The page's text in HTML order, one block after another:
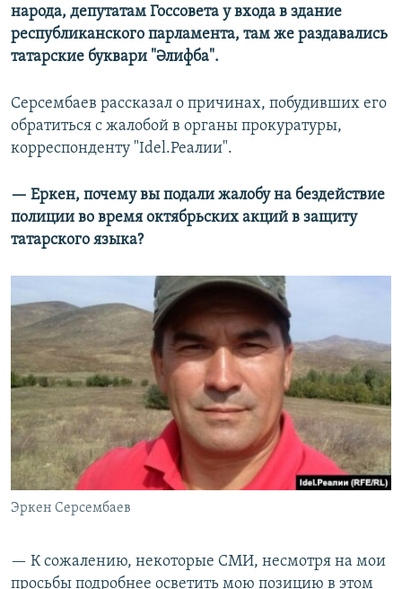
народа, депутатам Госсовета у входа в здание
республиканского парламента, там же раздавались
татарские буквари "Әлифба".
Серсембаев рассказал о причинах, побудивших его
обратиться с жалобой в органы прокуратуры,
корреспонденту "Idel.Реалии".
— Еркен, почему вы подали жалобу на бездействие
полиции во время октябрьских акций в защиту
татарского языка?
Эркен Серсембаев
— К сожалению, некоторые СМИ, несмотря на мои
просьбы подробнее осветить мою позицию в этом